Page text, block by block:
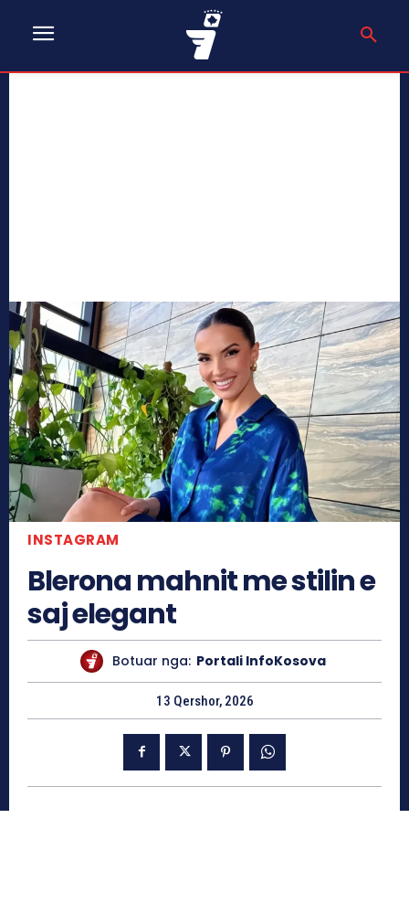
INSTAGRAM
Blerona mahnit me stilin e
saj elegant
Botuar nga: Portali InfoKosova
13 Qershor, 2026